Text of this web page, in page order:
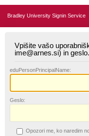
Bradley University Signin Service
Vpišite vašo
ime@arnes.si) in geslo.
eduPersonPrincipalName:
Geslo:
Opozori me, ko naredim